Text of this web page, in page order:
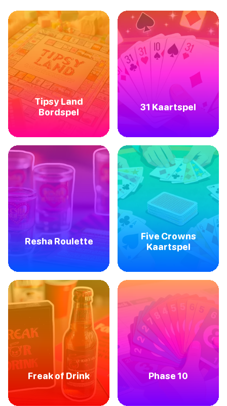
Tipsy Land
Bordspel
31 Kaartspel
Resha Roulette
Five Crowns
Kaartspel
Freak of Drink Phase 10